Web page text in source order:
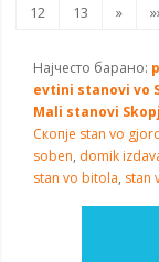
12
13 »
Најчесто барано:
evtini stanovi vo
Mali stanovi
Скопје stan vo
soben, domik
stan vo bitola, stan